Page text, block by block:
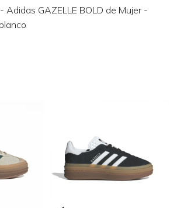
Adidas GAZELLE BOLD de Mujer -